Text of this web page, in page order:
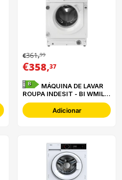
€361,99
€358,37
B
ROUPA INDESIT - BI WMIL
81285 EU
Adicionar